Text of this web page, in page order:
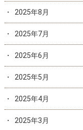
2025年8月
2025年7月
2025年6月
2025年5月
2025年4月
2025年3月